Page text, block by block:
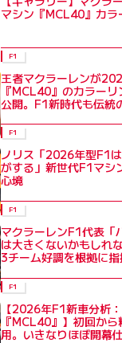
マシン『MCL40』カラ
F1
王者マクラーレンが
『MCL40』のカラー
公開。F1新時代も伝統
F1
ノリス「2026年型F1
がする」新世代F1マシ
心境
F1
マクラーレンF1代表「
は大きくないかもしれ
3チーム好調を根拠に
F1
【2026年F1新車分析
『MCL40』】初回か
用。いきなりほぼ開幕